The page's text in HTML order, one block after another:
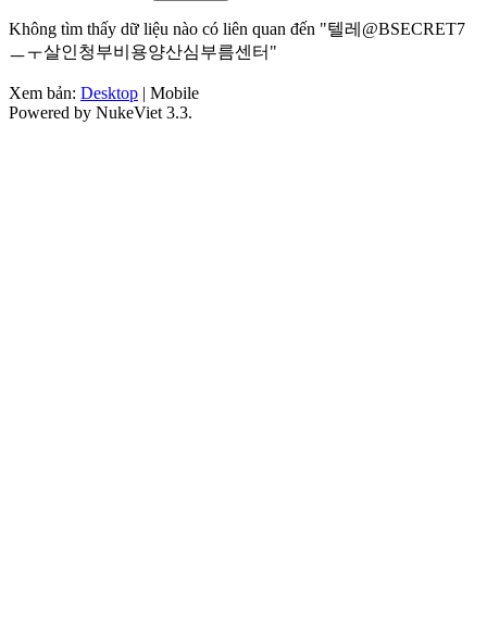
Không tìm thấy dữ liệu nào có liên quan đến "텔레@BSECRET7
ㅡㅜ살인청부비용양산심부름센터"
Xem bản: Desktop | Mobile
Powered by NukeViet 3.3.